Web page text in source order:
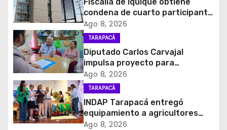
ó
n
d
e
e
condena de cuarto participante
en violento asalto a
comerciante
Ago 8, 2026
TARAPACÁ
Diputado Carlos Carvajal
impulsa proyecto para
homenajear en vida al campeón
mundial Raúl Choque
Ago 8, 2026
TARAPACÁ
INDAP Tarapacá entregó
equipamiento a agricultores
para prevenir la mosca de la
Ago 8, 2026